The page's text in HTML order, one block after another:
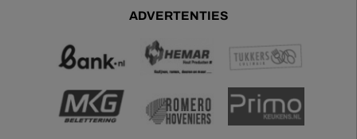
ADVERTENTIES